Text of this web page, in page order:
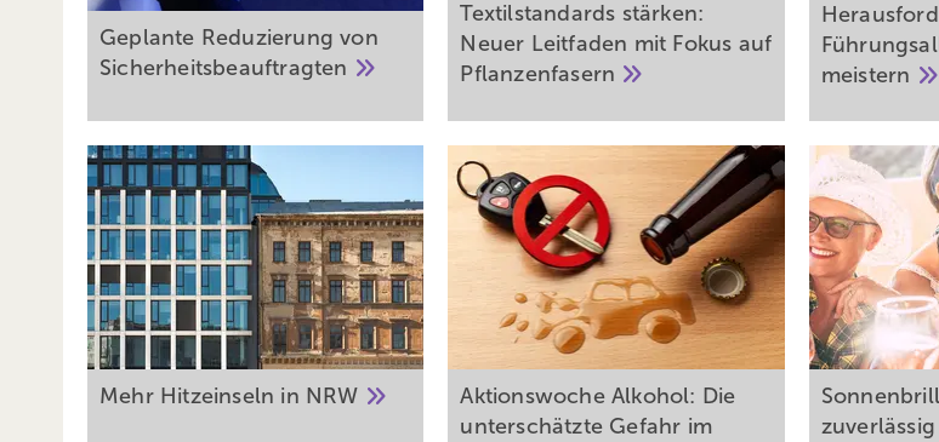
Geplante Reduzierung von
Sicherheitsbeauftragten
Textilstandards stärken:
Neuer Leitfaden mit Fokus auf
Pflanzenfasern
meistern
Mehr Hitzeinseln in NRW
Aktionswoche Alkohol: Die
unterschätzte Gefahr im
zuverlässig